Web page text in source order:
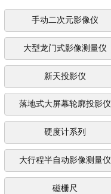
手动二次元影像仪
大型龙门式影像测量仪
新天投影仪
落地式大屏幕轮廓投影仪
硬度计系列
大行程半自动影像测量仪
磁栅尺